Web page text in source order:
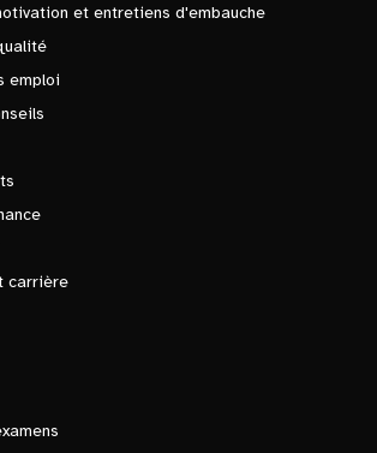
et entretiens d'embauche
emploi
carrière